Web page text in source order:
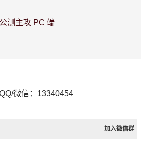
测主攻 PC 端
QQ/微信：13340454
加入微信群